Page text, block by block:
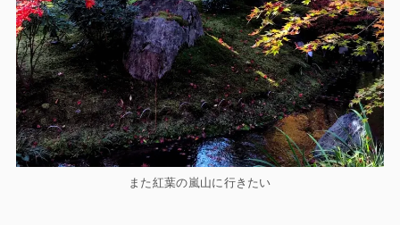
また紅葉の嵐山に行きたい